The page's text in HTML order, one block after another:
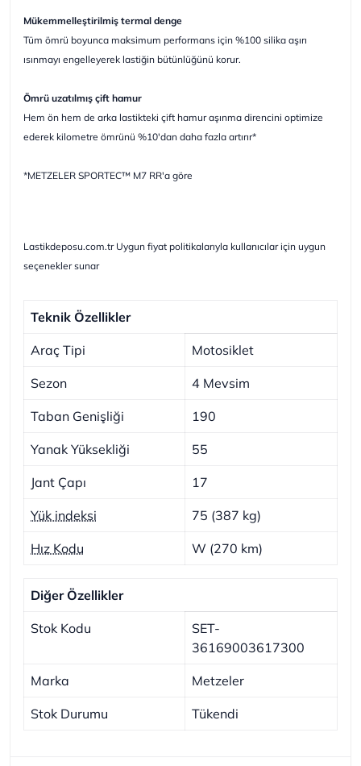
Mükemmelleştirilmiş termal denge
Tüm ömrü boyunca maksimum performans için %100 silika aşırı
ısınmayı engelleyerek lastiğin bütünlüğünü korur.
Ömrü uzatılmış çift hamur
Hem ön hem de arka lastikteki çift hamur aşınma direncini optimize
ederek kilometre ömrünü %10'dan daha fazla artırır*
*METZELER SPORTEC™ M7 RR'a göre
Lastikdeposu.com.tr Uygun fiyat politikalarıyla kullanıcılar için uygun
seçenekler sunar
Teknik Özellikler
Araç Tipi Motosiklet
Sezon 4 Mevsim
Taban Genişliği 190
Yanak Yüksekliği 55
Jant Çapı 17
Yük indeksi 75 (387 kg)
Hız Kodu W (270 km)
Diğer Özellikler
Stok Kodu
SET-
36169003617300
Marka Metzeler
Stok Durumu Tükendi